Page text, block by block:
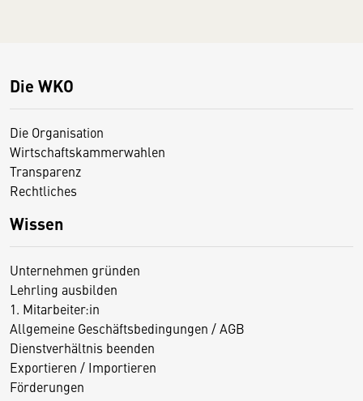
Die WKO
Die Organisation
Wirtschaftskammerwahlen
Transparenz
Rechtliches
Wissen
Unternehmen gründen
Lehrling ausbilden
1. Mitarbeiter:in
Allgemeine Geschäftsbedingungen / AGB
Dienstverhältnis beenden
Exportieren / Importieren
Förderungen